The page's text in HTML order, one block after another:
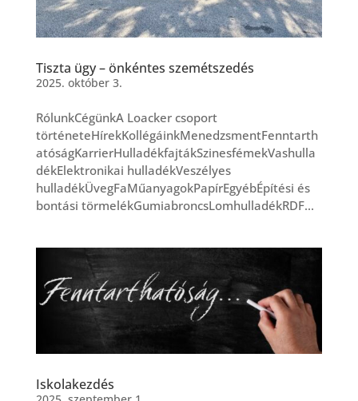
Tiszta ügy – önkéntes szemétszedés
2025. október 3.
RólunkCégünkA Loacker csoport
történeteHírekKollégáinkMenedzsmentFenntarth
atóságKarrierHulladékfajtákSzinesfémekVashulla
dékElektronikai hulladékVeszélyes
hulladékÜvegFaMűanyagokPapírEgyébÉpítési és
bontási törmelékGumiabroncsLomhulladékRDF...
Iskolakezdés